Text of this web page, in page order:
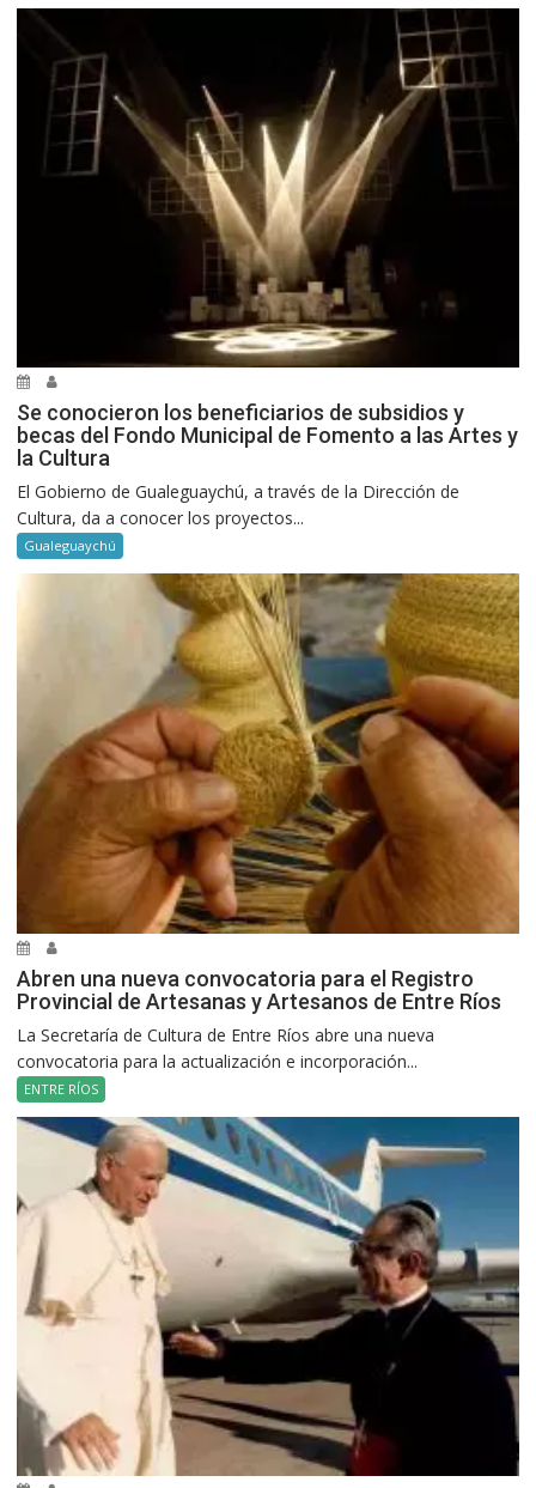
Se conocieron los beneficiarios de subsidios y
becas del Fondo Municipal de Fomento a las Artes y
la Cultura
El Gobierno de Gualeguaychú, a través de la Dirección de
Cultura, da a conocer los proyectos...
Gualeguaychú
Abren una nueva convocatoria para el Registro
Provincial de Artesanas y Artesanos de Entre Ríos
La Secretaría de Cultura de Entre Ríos abre una nueva
convocatoria para la actualización e incorporación...
ENTRE RÍOS